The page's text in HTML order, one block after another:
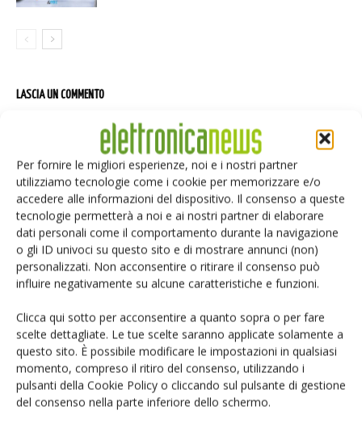
Per fornire le migliori esperienze, noi e i nostri partner
utilizziamo tecnologie come i cookie per memorizzare e/o
accedere alle informazioni del dispositivo. Il consenso a queste
tecnologie permetterà a noi e ai nostri partner di elaborare
dati personali come il comportamento durante la navigazione
o gli ID univoci su questo sito e di mostrare annunci (non)
personalizzati. Non acconsentire o ritirare il consenso può
influire negativamente su alcune caratteristiche e funzioni.
Clicca qui sotto per acconsentire a quanto sopra o per fare
scelte dettagliate. Le tue scelte saranno applicate solamente a
questo sito. È possibile modificare le impostazioni in qualsiasi
momento, compreso il ritiro del consenso, utilizzando i
pulsanti della Cookie Policy o cliccando sul pulsante di gestione
del consenso nella parte inferiore dello schermo.
LASCIA UN COMMENTO
Salva il mio nome, email e sito web in questo browser per i